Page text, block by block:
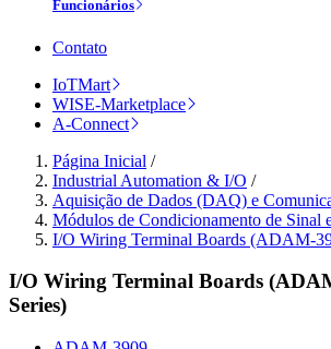
Funcionários
Contato
IoTMart
WISE-Marketplace
A-Connect
Página Inicial /
Industrial Automation & I/O /
Aquisição de Dados (DAQ) e
Módulos de Condicionamento de Sinal
I/O Wiring Terminal Boards (ADAM-
I/O Wiring Terminal Boards
Series)